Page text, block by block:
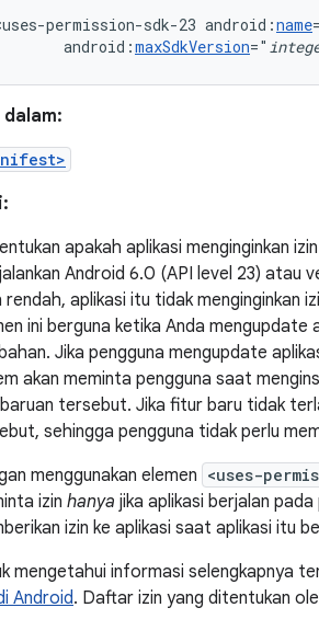
permission-sdk-23 android:name
android:maxSdkVersion="
apakah aplikasi menginginkan
Android 6.0 (API level 23) atau
rendah, aplikasi itu tidak menginginkan
ini berguna ketika Anda
Jika pengguna mengupdate
akan meminta pengguna saat
tersebut. Jika fitur baru tidak
sehingga pengguna tidak perlu
menggunakan elemen <uses-
izin hanya jika aplikasi berjalan
izin ke aplikasi saat aplikasi itu
mengetahui informasi selengkapnya
Android. Daftar izin yang ditentukan